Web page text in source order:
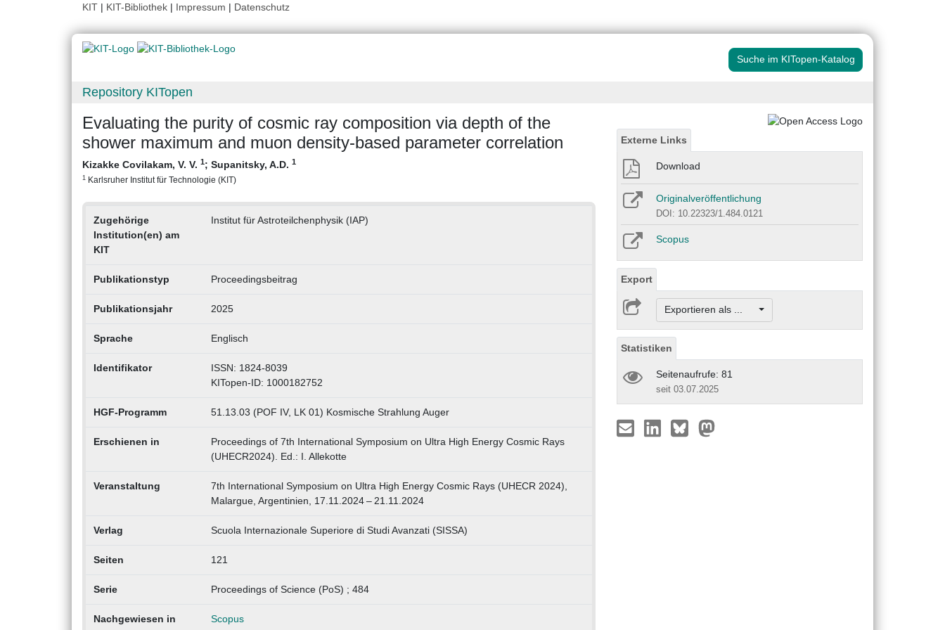
KIT | KIT-Bibliothek | Impressum | Datenschutz
Suche im KITopen-Katalog
Repository KITopen
Evaluating the purity of cosmic ray composition via depth of the
shower maximum and muon density-based parameter correlation
Kizakke Covilakam, V. V. 1; Supanitsky, A.D. 1
1 Karlsruher Institut für Technologie (KIT)
Zugehörige
Institution(en) am
KIT
Institut für Astroteilchenphysik (IAP)
Publikationstyp Proceedingsbeitrag
Publikationsjahr 2025
Sprache Englisch
Identifikator
ISSN: 1824-8039
KITopen-ID: 1000182752
HGF-Programm 51.13.03 (POF IV, LK 01) Kosmische Strahlung Auger
Erschienen in
Proceedings of 7th International Symposium on Ultra High Energy Cosmic Rays
(UHECR2024). Ed.: I. Allekotte
Veranstaltung
7th International Symposium on Ultra High Energy Cosmic Rays (UHECR 2024),
Malargue, Argentinien, 17.11.2024 – 21.11.2024
Verlag Scuola Internazionale Superiore di Studi Avanzati (SISSA)
Seiten 121
Serie Proceedings of Science (PoS) ; 484
Nachgewiesen in Scopus
Externe Links
Download
Originalveröffentlichung
DOI: 10.22323/1.484.0121
Scopus
Export
Exportieren als ...
Statistiken
Seitenaufrufe: 81
seit 03.07.2025